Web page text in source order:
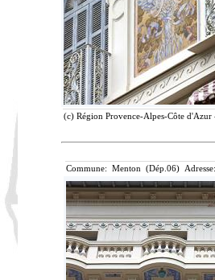
(c) Région Provence-Alpes-Côte
Commune: Menton (Dép.06)